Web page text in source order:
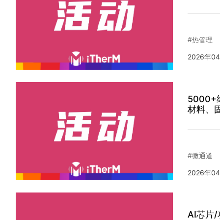
#热管理
2026年
5000+
材料、
#微通道
2026年
AI芯片/